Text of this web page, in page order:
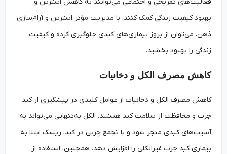
بهبود کیفیت زندگی کمک کنند. با مدیریت مؤثر استرس و آرام‌سازی
ذهن، می‌توان از بروز بیماری‌های کبدی جلوگیری کرده و کیفیت
زندگی را بهبود بخشید.
کاهش مصرف الکل و دخانیات
کاهش مصرف الکل و دخانیات از عوامل کلیدی در پیشگیری از کبد
چرب و محافظت از سلامت کبد هستند. الکل به‌تنهایی می‌تواند به
آسیب‌های کبدی منجر شود و با تجمع چربی در کبد، ریسک ابتلا به
بیماری کبد چرب غیرالکلی را افزایش دهد. همچنین، استفاده از